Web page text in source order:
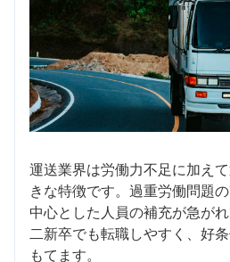
運送業界は労働力不足に加え
きな特徴です。過重労働問題
中心とした人員の補充が急が
二新卒でも転職しやすく、好
もてます。